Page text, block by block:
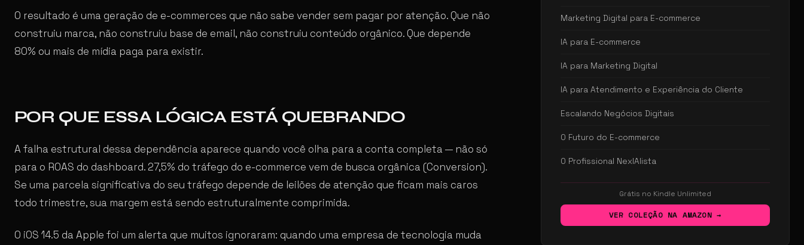
O resultado é uma geração de e-commerces que não sabe vender sem pagar por atenção. Que não
construiu marca, não construiu base de email, não construiu conteúdo orgânico. Que depende
80% ou mais de mídia paga para existir.
POR QUE ESSA LÓGICA ESTÁ QUEBRANDO
A falha estrutural dessa dependência aparece quando você olha para a conta completa — não só
para o ROAS do dashboard. 27,5% do tráfego do e-commerce vem de busca orgânica (Conversion).
Se uma parcela significativa do seu tráfego depende de leilões de atenção que ficam mais caros
todo trimestre, sua margem está sendo estruturalmente comprimida.
O iOS 14.5 da Apple foi um alerta que muitos ignoraram: quando uma empresa de tecnologia muda
Marketing Digital para E-commerce
IA para E-commerce
IA para Marketing Digital
IA para Atendimento e Experiência do Cliente
Escalando Negócios Digitais
O Futuro do E-commerce
O Profissional NexIAlista
Grátis no Kindle Unlimited
VER COLEÇÃO NA AMAZON →